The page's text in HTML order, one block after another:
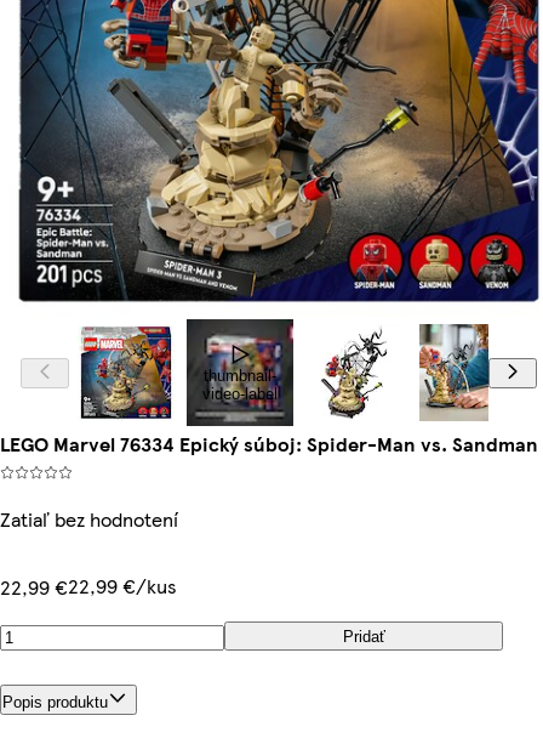
thumbnail-
video-label
LEGO Marvel 76334 Epický súboj: Spider-Man vs. Sandman
Zatiaľ bez hodnotení
22,99 €22,99 €/kus
Pridať
Popis produktu